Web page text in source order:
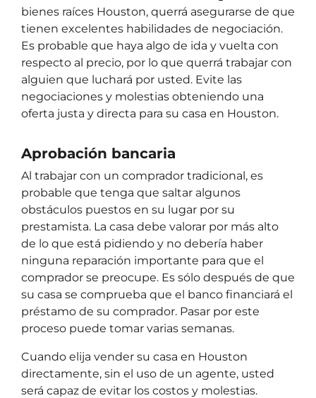
bienes raíces Houston, querrá asegurarse de que
tienen excelentes habilidades de negociación.
Es probable que haya algo de ida y vuelta con
respecto al precio, por lo que querrá trabajar con
alguien que luchará por usted. Evite las
negociaciones y molestias obteniendo una
oferta justa y directa para su casa en Houston.
Aprobación bancaria
Al trabajar con un comprador tradicional, es
probable que tenga que saltar algunos
obstáculos puestos en su lugar por su
prestamista. La casa debe valorar por más alto
de lo que está pidiendo y no debería haber
ninguna reparación importante para que el
comprador se preocupe. Es sólo después de que
su casa se comprueba que el banco financiará el
préstamo de su comprador. Pasar por este
proceso puede tomar varias semanas.
Cuando elija vender su casa en Houston
directamente, sin el uso de un agente, usted
será capaz de evitar los costos y molestias.